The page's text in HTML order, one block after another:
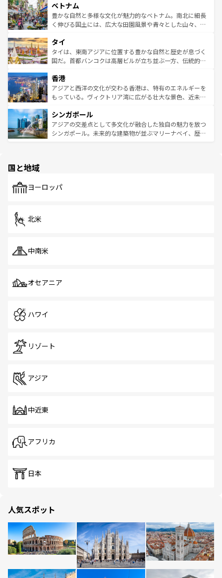
参照してほしい。
容にもいいと評判のスイーツなど、バラエティ豊かな料理
が味わえる。 なお、新着の台湾情報は コンテンツ一覧を参
照してほしい。
き、地方に足を延ばせば四季折々の自然美を楽しむことが
できる。そして、キムチや焼肉、絶品のストリートフード
まで、さまざまな韓国料理が待っている。夜には、韓国な
リティに包まれながら、韓国の多彩な魅力を心ゆくまで味
わってみてほしい。 なお、新着の韓国情報はコンテンツ一
覧を参照してほしい。
ベトナム
豊かな自然と多様な文化が魅力的なベトナム。南北に細長
く伸びる国土には、広大な田園風景や青々とした山々、世
急速な発展と共に伝統が息づく。ハノイの古い町並みやホ
ーチミン市のフランス統治時代の建物も、独特の雰囲気を
醸し出している。また、バラエティの豊かさとおいしさで
とつ。フォーやバインミー、ベトナムコーヒーなどは、ぜ
ひ現地で味わいたい。どの地域を訪れてもあたたかい人々
が旅行者を迎えてくれるので、きっと忘れられない旅にな
参照してほしい。
タイ
タイは、東南アジアに位置する豊かな自然と歴史が息づく
国だ。首都バンコクは高層ビルが立ち並ぶ一方、伝統的な
の活気が交差している。北部ではチェンマイなどの山岳地
帯で自然と触れ合い、南部ではプーケットやクラビの美し
いビーチでリゾート気分を楽しむことができる。タイ料理
激する。気候は一年中温暖で、どの季節にも異なる楽しみ
が待っている。親しみやすいタイの人々、仏教を中心とし
た文化、そして多様な観光資源が、訪れる旅人を魅了し続
香港
アジアと西洋の文化が交わる香港は、特有のエネルギーを
もっている。ヴィクトリア湾に広がる壮大な景色、近未来
み、どこを訪れても感動するはず。観光スポットが密集し
ており、効率よく見どころを回れるのも魅力。息をのむよ
うな絶景から文化的な体験まで、香港を存分に楽しみ尽く
シンガポール
アジアの交差点として多文化が融合した独自の魅力を放つ
シンガポール。未来的な建築物が並ぶマリーナベイ、歴史
で、ホーカーズは地元の風情を楽しめる外せないスポット
国と地域
ヨーロッパ
北米
中南米
オセアニア
ハワイ
リゾート
アジア
中近東
アフリカ
日本
人気スポット